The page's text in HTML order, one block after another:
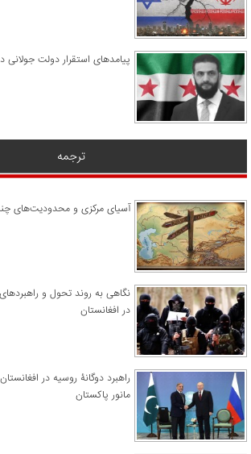
پیامدهای استقرار دولت جولانی
ترجمه
آسیای مرکزی و محدودیت‌های
نگاهی به روند تحول و
در افغانستان
راهبرد دوگانۀ روسیه در
مانور پاکستان